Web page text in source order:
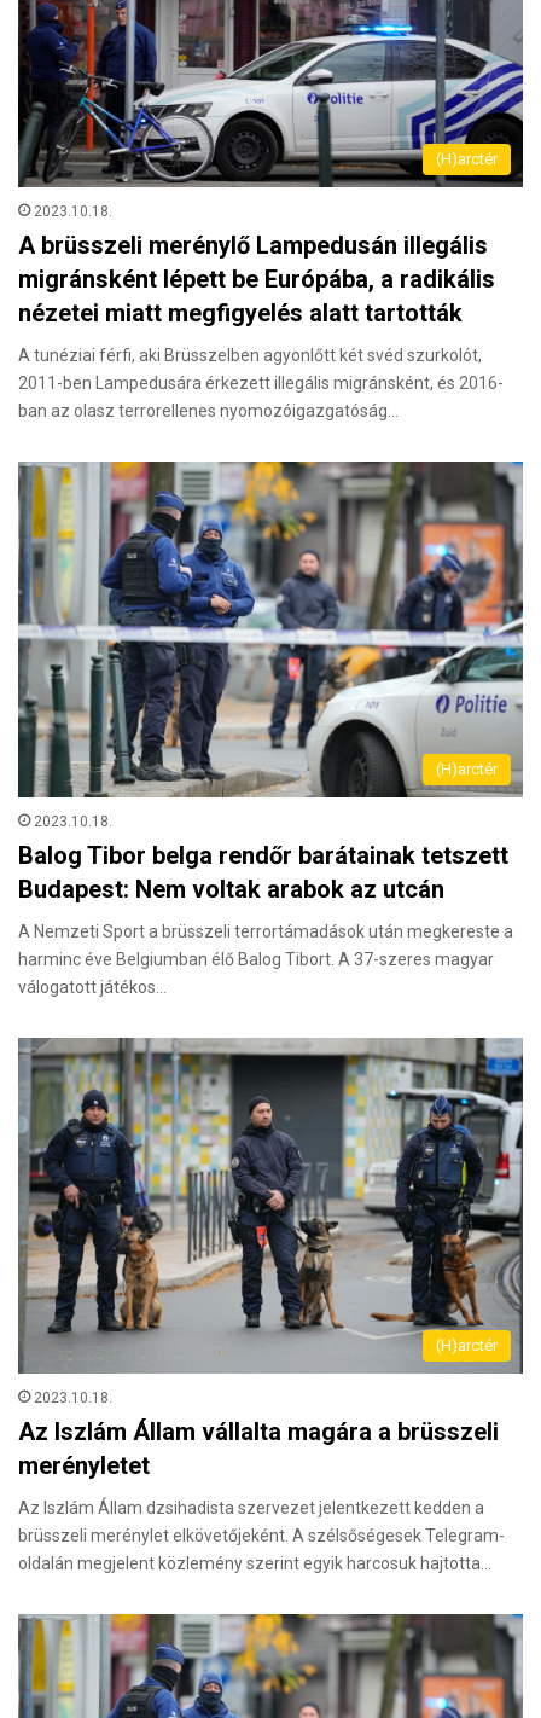
(H)arctér
2023.10.18.
A brüsszeli merénylő Lampedusán illegális
migránsként lépett be Európába, a radikális
nézetei miatt megfigyelés alatt tartották
A tunéziai férfi, aki Brüsszelben agyonlőtt két svéd szurkolót,
2011-ben Lampedusára érkezett illegális migránsként, és 2016-
ban az olasz terrorellenes nyomozóigazgatóság…
(H)arctér
2023.10.18.
Balog Tibor belga rendőr barátainak tetszett
Budapest: Nem voltak arabok az utcán
A Nemzeti Sport a brüsszeli terrortámadások után megkereste a
harminc éve Belgiumban élő Balog Tibort. A 37-szeres magyar
válogatott játékos…
(H)arctér
2023.10.18.
Az Iszlám Állam vállalta magára a brüsszeli
merényletet
Az Iszlám Állam dzsihadista szervezet jelentkezett kedden a
brüsszeli merénylet elkövetőjeként. A szélsőségesek Telegram-
oldalán megjelent közlemény szerint egyik harcosuk hajtotta…